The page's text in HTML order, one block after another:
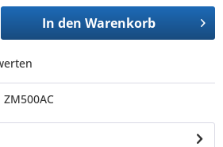
In den Warenkorb
ZM500AC